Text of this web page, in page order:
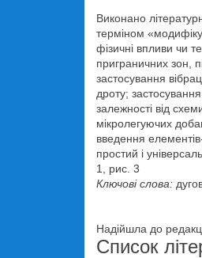
Виконано
терміном
фізичні впливи чи
приграничних зон,
застосування
дроту;
залежності від
мікролегуючих
введення
простий і
1, рис. 3
Ключові слова:
Надійшла до
Список